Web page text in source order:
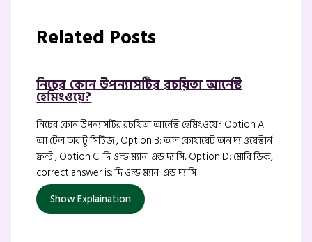
Related Posts
নিচের কোন উপন্যাসটির রচয়িতা আর্নেস্ট
হেমিংওয়ে?
নিচের কোন উপন্যাসটির রচয়িতা আর্নেস্ট হেমিংওয়ে? Option A:
আ টেল অব টু সিটিজ , Option B: অল কোয়ায়েট অন দ্য ওয়েস্টার্ন
ফ্রন্ট , Option C: দি ওল্ড ম্যান এন্ড দ্য সি, Option D: মোবি ডিক,
correct answer is: দি ওল্ড ম্যান এন্ড দ্য সি
Show Explaination